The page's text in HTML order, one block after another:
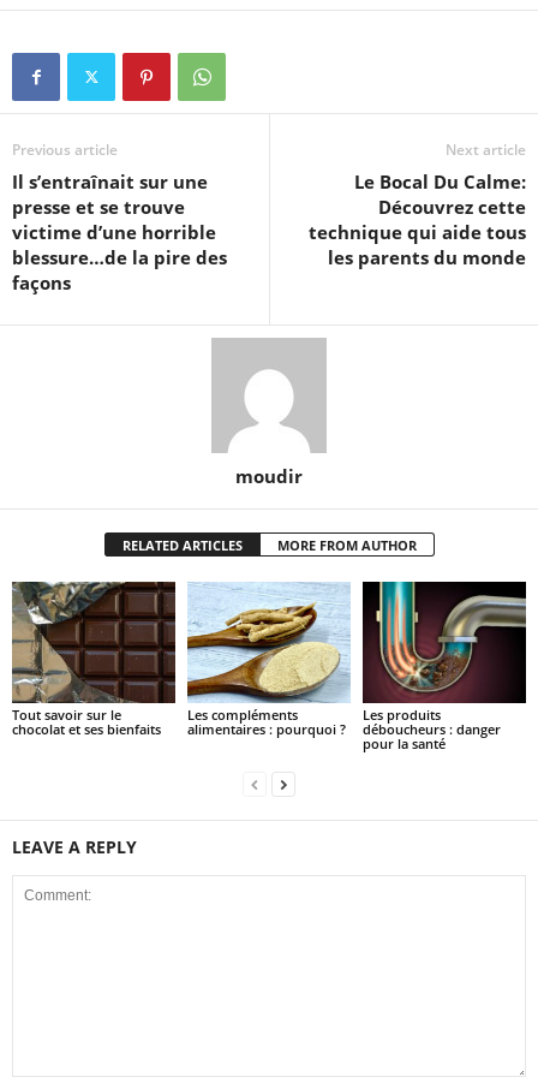
Previous article
Il s’entraînait sur une
presse et se trouve
victime d’une horrible
blessure…de la pire des
façons
Next article
Le Bocal Du Calme:
Découvrez cette
technique qui aide tous
les parents du monde
moudir
RELATED ARTICLES MORE FROM AUTHOR
Tout savoir sur le
chocolat et ses bienfaits
Les compléments
alimentaires : pourquoi ?
Les produits
déboucheurs : danger
pour la santé
LEAVE A REPLY